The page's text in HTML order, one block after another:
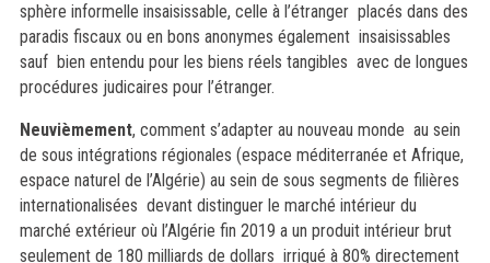
sphère informelle insaisissable, celle à l’étranger placés dans des
paradis fiscaux ou en bons anonymes également insaisissables
sauf bien entendu pour les biens réels tangibles avec de longues
procédures judicaires pour l’étranger.
Neuvièmement, comment s’adapter au nouveau monde au sein
de sous intégrations régionales (espace méditerranée et Afrique,
espace naturel de l’Algérie) au sein de sous segments de filières
internationalisées devant distinguer le marché intérieur du
marché extérieur où l’Algérie fin 2019 a un produit intérieur brut
seulement de 180 milliards de dollars irrigué à 80% directement